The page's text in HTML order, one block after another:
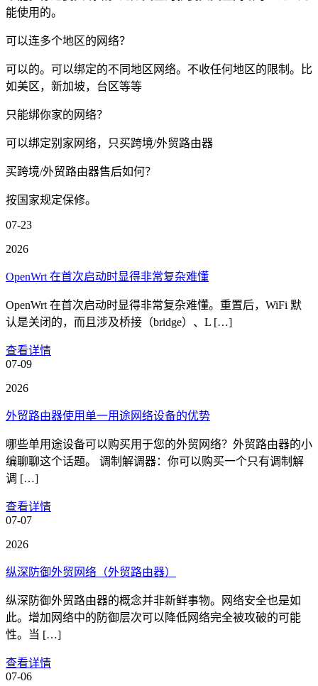
能使用的。
可以连多个地区的网络？
可以的。可以绑定的不同地区网络。不收任何地区的限制。比
如美区，新加坡，台区等等
只能绑你家的网络？
可以绑定别家网络，只买跨境/外贸路由器
买跨境/外贸路由器售后如何？
按国家规定保修。
07-23
2026
OpenWrt 在首次启动时显得非常复杂难懂
OpenWrt 在首次启动时显得非常复杂难懂。重置后，WiFi 默
认是关闭的，而且涉及桥接（bridge）、L […]
查看详情
07-09
2026
外贸路由器使用单一用途网络设备的优势
哪些单用途设备可以购买用于您的外贸网络？外贸路由器的小
编聊聊这个话题。 调制解调器：你可以购买一个只有调制解
调 […]
查看详情
07-07
2026
纵深防御外贸网络（外贸路由器）
纵深防御外贸路由器的概念并非新鲜事物。网络安全也是如
此。增加网络中的防御层次可以降低网络完全被攻破的可能
性。当 […]
查看详情
07-06